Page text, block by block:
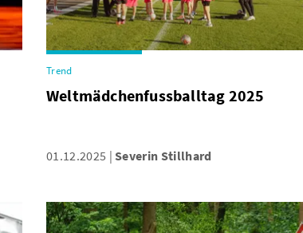
Trend
Weltmädchenfussballtag 2025
01.12.2025 Severin Stillhard